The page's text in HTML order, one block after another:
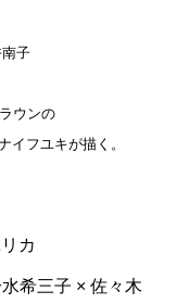
子
ウンの
イフユキが描く。
カ
希三子 × 佐々木